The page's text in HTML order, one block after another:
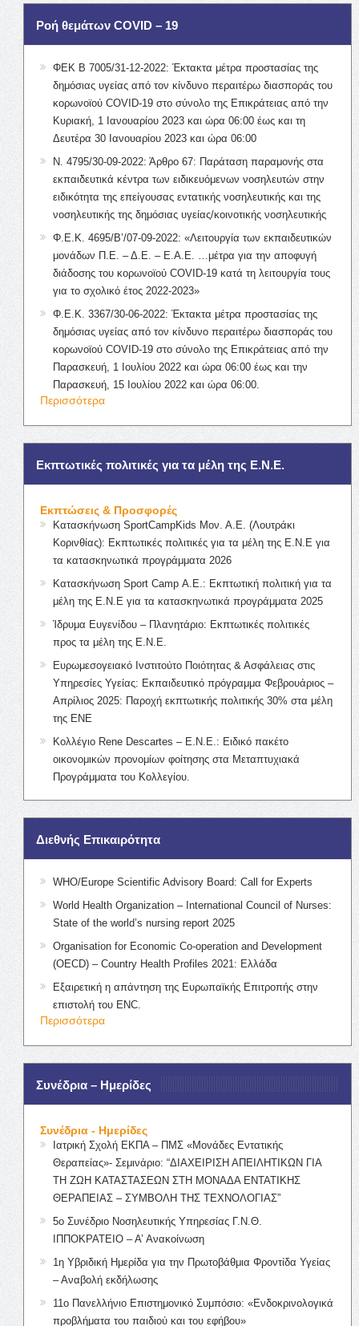
Ροή θεμάτων COVID – 19
ΦΕΚ Β 7005/31-12-2022: Έκτακτα μέτρα προστασίας της
δημόσιας υγείας από τον κίνδυνο περαιτέρω διασποράς του
κορωνοϊού COVID-19 στο σύνολο της Επικράτειας από την
Κυριακή, 1 Ιανουαρίου 2023 και ώρα 06:00 έως και τη
Δευτέρα 30 Ιανουαρίου 2023 και ώρα 06:00
Ν. 4795/30-09-2022: Άρθρο 67: Παράταση παραμονής στα
εκπαιδευτικά κέντρα των ειδικευόμενων νοσηλευτών στην
ειδικότητα της επείγουσας εντατικής νοσηλευτικής και της
νοσηλευτικής της δημόσιας υγείας/κοινοτικής νοσηλευτικής
Φ.Ε.Κ. 4695/Β’/07-09-2022: «Λειτουργία των εκπαιδευτικών
μονάδων Π.Ε. – Δ.Ε. – Ε.Α.Ε. …μέτρα για την αποφυγή
διάδοσης του κορωνοϊού COVID-19 κατά τη λειτουργία τους
για το σχολικό έτος 2022-2023»
Φ.Ε.Κ. 3367/30-06-2022: Έκτακτα μέτρα προστασίας της
δημόσιας υγείας από τον κίνδυνο περαιτέρω διασποράς του
κορωνοϊού COVID-19 στο σύνολο της Επικράτειας από την
Παρασκευή, 1 Ιουλίου 2022 και ώρα 06:00 έως και την
Παρασκευή, 15 Ιουλίου 2022 και ώρα 06:00.
Περισσότερα
Εκπτωτικές πολιτικές για τα μέλη της Ε.Ν.Ε.
Εκπτώσεις & Προσφορές
Κατασκήνωση SportCampKids Μον. Α.Ε. (Λουτράκι
Κορινθίας): Εκπτωτικές πολιτικές για τα μέλη της Ε.Ν.Ε για
τα κατασκηνωτικά προγράμματα 2026
Κατασκήνωση Sport Camp Α.Ε.: Εκπτωτική πολιτική για τα
μέλη της Ε.Ν.Ε για τα κατασκηνωτικά προγράμματα 2025
Ίδρυμα Ευγενίδου – Πλανητάριο: Εκπτωτικές πολιτικές
προς τα μέλη της Ε.Ν.Ε.
Ευρωμεσογειακό Ινστιτούτο Ποιότητας & Ασφάλειας στις
Υπηρεσίες Υγείας: Εκπαιδευτικό πρόγραμμα Φεβρουάριος –
Απρίλιος 2025: Παροχή εκπτωτικής πολιτικής 30% στα μέλη
της ΕΝΕ
Κολλέγιο Rene Descartes – Ε.Ν.Ε.: Ειδικό πακέτο
οικονομικών προνομίων φοίτησης στα Μεταπτυχιακά
Προγράμματα του Κολλεγίου.
Διεθνής Επικαιρότητα
WHO/Europe Scientific Advisory Board: Call for Experts
World Health Organization – International Council of Nurses:
State of the world’s nursing report 2025
Organisation for Economic Co-operation and Development
(OECD) – Country Health Profiles 2021: Ελλάδα
Εξαιρετική η απάντηση της Ευρωπαϊκής Επιτροπής στην
επιστολή του ENC.
Περισσότερα
Συνέδρια – Ημερίδες
Συνέδρια - Ημερίδες
Ιατρική Σχολή ΕΚΠΑ – ΠΜΣ «Μονάδες Εντατικής
Θεραπείας»- Σεμινάριο: “ΔΙΑΧΕΙΡΙΣΗ ΑΠΕΙΛΗΤΙΚΩΝ ΓΙΑ
ΤΗ ΖΩΗ ΚΑΤΑΣΤΑΣΕΩΝ ΣΤΗ ΜΟΝΑΔΑ ΕΝΤΑΤΙΚΗΣ
ΘΕΡΑΠΕΙΑΣ – ΣΥΜΒΟΛΗ ΤΗΣ ΤΕΧΝΟΛΟΓΙΑΣ”
5ο Συνέδριο Νοσηλευτικής Υπηρεσίας Γ.Ν.Θ.
ΙΠΠΟΚΡΑΤΕΙΟ – Α’ Ανακοίνωση
1η Υβριδική Ημερίδα για την Πρωτοβάθμια Φροντίδα Υγείας
– Αναβολή εκδήλωσης
11ο Πανελλήνιο Επιστημονικό Συμπόσιο: «Ενδοκρινολογικά
προβλήματα του παιδιού και του εφήβου»